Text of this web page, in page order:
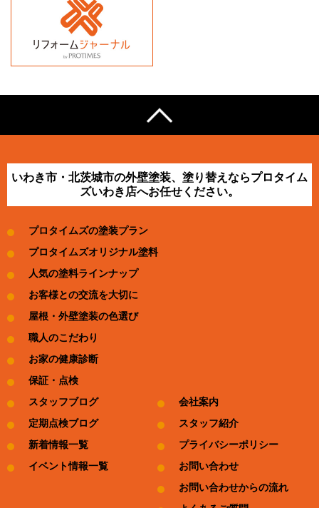
いわき市・北茨城市の外壁塗装、塗り替えならプロタイム
ズいわき店へお任せください。
プロタイムズの塗装プラン
プロタイムズオリジナル塗料
人気の塗料ラインナップ
お客様との交流を大切に
屋根・外壁塗装の色選び
職人のこだわり
お家の健康診断
保証・点検
スタッフブログ
定期点検ブログ
新着情報一覧
イベント情報一覧
会社案内
スタッフ紹介
プライバシーポリシー
お問い合わせ
お問い合わせからの流れ